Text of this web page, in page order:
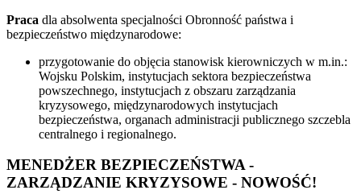
Praca dla absolwenta specjalności Obronność państwa i
bezpieczeństwo międzynarodowe:
przygotowanie do objęcia stanowisk kierowniczych w m.in.:
Wojsku Polskim, instytucjach sektora bezpieczeństwa
powszechnego, instytucjach z obszaru zarządzania
kryzysowego, międzynarodowych instytucjach
bezpieczeństwa, organach administracji publicznego szczebla
centralnego i regionalnego.
MENEDŻER BEZPIECZEŃSTWA -
ZARZĄDZANIE KRYZYSOWE - NOWOŚĆ!